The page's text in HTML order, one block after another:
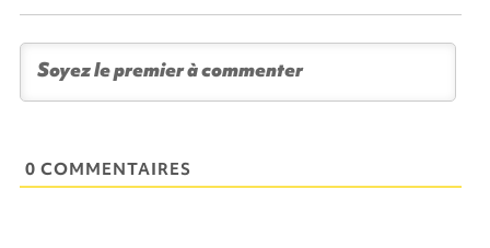
0 COMMENTAIRES